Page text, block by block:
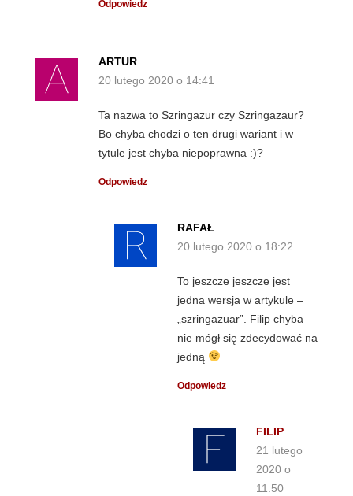
Odpowiedz
ARTUR
20 lutego 2020 o 14:41
Ta nazwa to Szringazur czy Szringazaur?
Bo chyba chodzi o ten drugi wariant i w
tytule jest chyba niepoprawna :)?
Odpowiedz
RAFAŁ
20 lutego 2020 o 18:22
To jeszcze jeszcze jest
jedna wersja w artykule –
„szringazuar”. Filip chyba
nie mógł się zdecydować na
jedną
Odpowiedz
FILIP
21 lutego
2020 o
11:50